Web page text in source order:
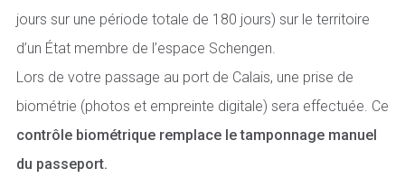
jours sur une période totale de 180 jours) sur le territoire
d’un État membre de l’espace Schengen.
Lors de votre passage au port de Calais, une prise de
biométrie (photos et empreinte digitale) sera effectuée. Ce
contrôle biométrique remplace le tamponnage manuel
du passeport.